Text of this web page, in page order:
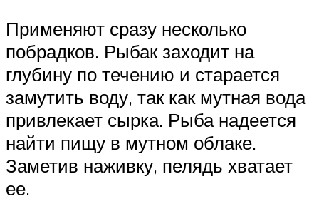
Применяют сразу несколько
побрадков. Рыбак заходит на
глубину по течению и старается
замутить воду, так как мутная вода
привлекает сырка. Рыба надеется
найти пищу в мутном облаке.
Заметив наживку, пелядь хватает
ее.